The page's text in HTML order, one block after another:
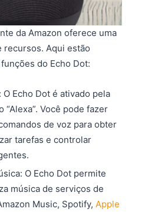
da Amazon oferece uma
recursos. Aqui estão
do Echo Dot:
Echo Dot é ativado pela
“Alexa”. Você pode fazer
de voz para obter
tarefas e controlar
O Echo Dot permite
música de serviços de
Music, Spotify, Apple